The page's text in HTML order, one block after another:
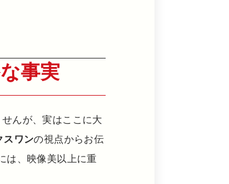
事実
んが、実はここに大
スワンの視点からお伝
は、映像美以上に重